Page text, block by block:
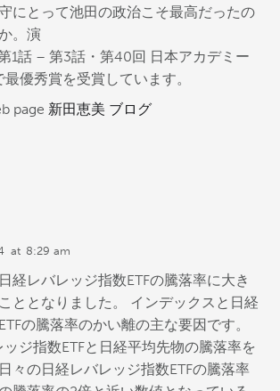
にとって池田の政治こそ最高だったの
。演
1話 – 第3話・第40回 日本アカデミー
優秀賞を受賞しています。
page 新田恵美 ブログ
at 8:29 am
経レバレッジ指数ETFの騰落率に大き
ととなりました。 インデックスと日経
の騰落率のかい離の主な要因です。
ジ指数ETFと日経平均先物の騰落率を
々の日経レバレッジ指数ETFの騰落率